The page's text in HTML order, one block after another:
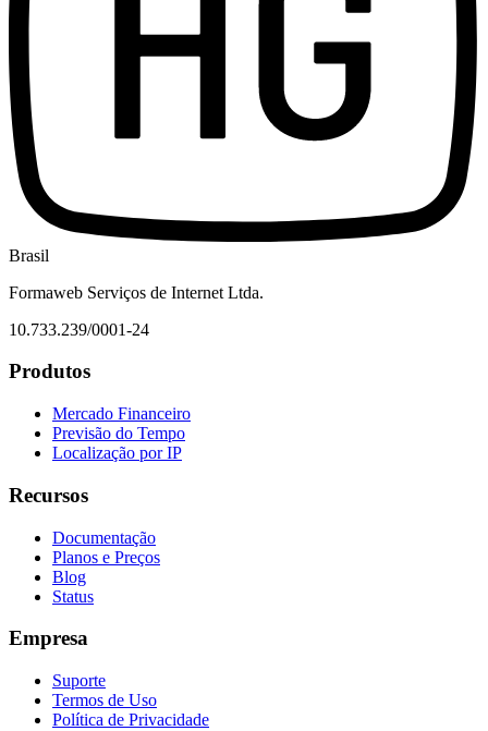
Brasil
Formaweb Serviços de Internet Ltda.
10.733.239/0001-24
Produtos
Mercado Financeiro
Previsão do Tempo
Localização por IP
Recursos
Documentação
Planos e Preços
Blog
Status
Empresa
Suporte
Termos de Uso
Política de Privacidade